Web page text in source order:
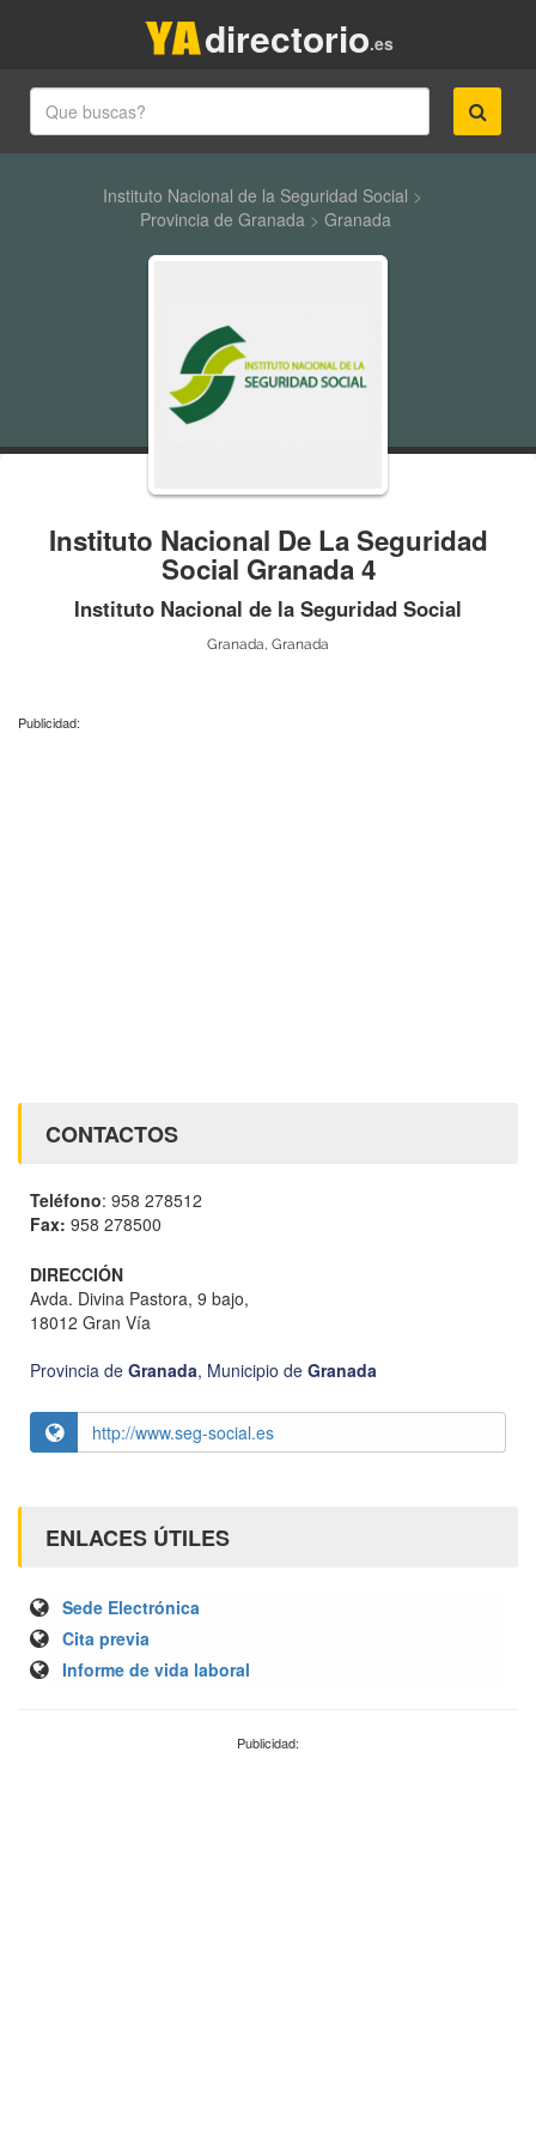
.es
directorio
Instituto Nacional de la Seguridad Social >
Provincia de Granada> Granada
Instituto Nacional De La Seguridad
Social Granada 4
Instituto Nacional de la Seguridad Social
Granada, Granada
Publicidad:
CONTACTOS
Teléfono: 958 278512
Fax: 958 278500
DIRECCIÓN
Avda. Divina Pastora, 9 bajo,
18012 Gran Vía
Provincia de Granada, Municipio de Granada
http://www.seg-social.es
ENLACES ÚTILES
Sede Electrónica
Cita previa
Informe de vida laboral
Publicidad: